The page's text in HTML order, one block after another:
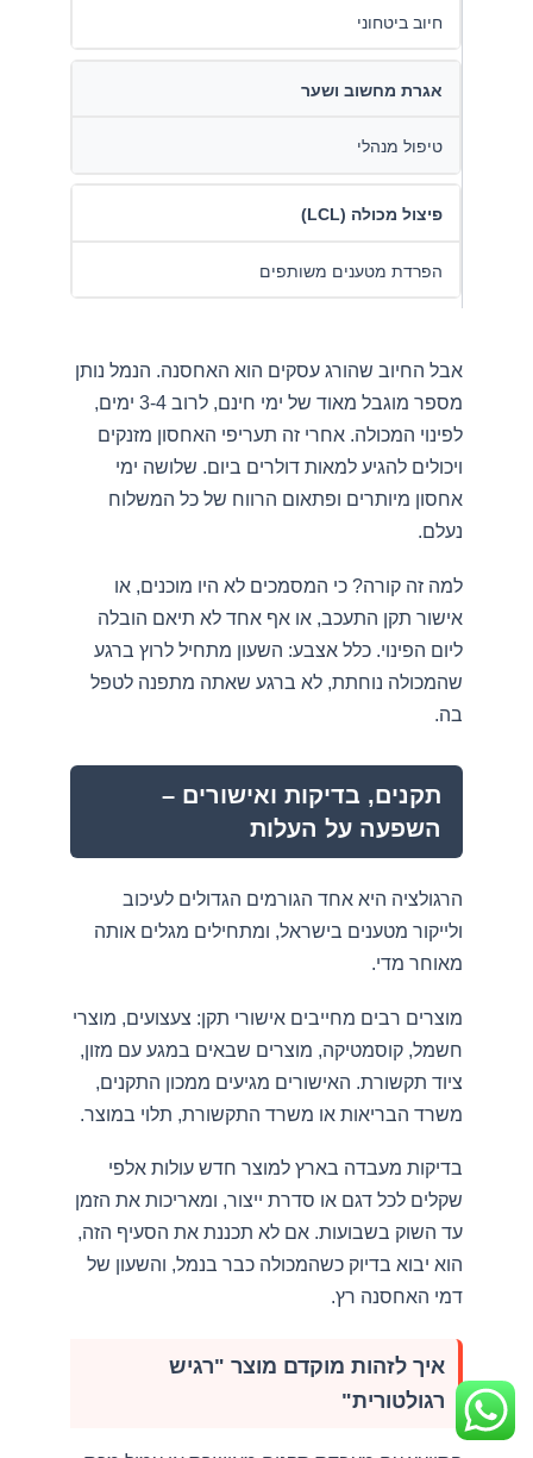
חיוב ביטחוני
אגרת מחשוב ושער
טיפול מנהלי
פיצול מכולה (LCL)
הפרדת מטענים משותפים
אבל החיוב שהורג עסקים הוא האחסנה. הנמל נותן
מספר מוגבל מאוד של ימי חינם, לרוב 3-4 ימים,
לפינוי המכולה. אחרי זה תעריפי האחסון מזנקים
ויכולים להגיע למאות דולרים ביום. שלושה ימי
אחסון מיותרים ופתאום הרווח של כל המשלוח
נעלם.
למה זה קורה? כי המסמכים לא היו מוכנים, או
אישור תקן התעכב, או אף אחד לא תיאם הובלה
ליום הפינוי. כלל אצבע: השעון מתחיל לרוץ ברגע
שהמכולה נוחתת, לא ברגע שאתה מתפנה לטפל
בה.
תקנים, בדיקות ואישורים –
השפעה על העלות
הרגולציה היא אחד הגורמים הגדולים לעיכוב
ולייקור מטענים בישראל, ומתחילים מגלים אותה
מאוחר מדי.
מוצרים רבים מחייבים אישורי תקן: צעצועים, מוצרי
חשמל, קוסמטיקה, מוצרים שבאים במגע עם מזון,
ציוד תקשורת. האישורים מגיעים ממכון התקנים,
משרד הבריאות או משרד התקשורת, תלוי במוצר.
בדיקות מעבדה בארץ למוצר חדש עולות אלפי
שקלים לכל דגם או סדרת ייצור, ומאריכות את הזמן
עד השוק בשבועות. אם לא תכננת את הסעיף הזה,
הוא יבוא בדיוק כשהמכולה כבר בנמל, והשעון של
דמי האחסנה רץ.
איך לזהות מוקדם מוצר "רגיש
רגולטורית"